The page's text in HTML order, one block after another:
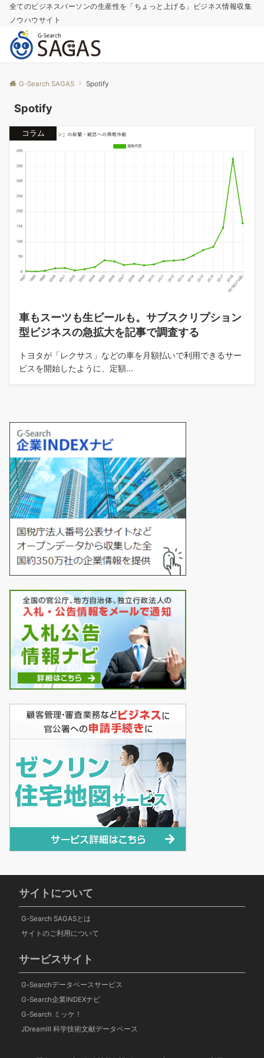
全てのビジネスパーソンの生産性を「ちょっと上げる」ビジネス情報収集
ノウハウサイト
G-Search SAGAS Spotify
Spotify
コラム
車もスーツも生ビールも。サブスクリプション
型ビジネスの急拡大を記事で調査する
トヨタが「レクサス」などの車を月額払いで利用できるサー
ビスを開始したように、定額...
サイトについて
G-Search SAGASとは
サイトのご利用について
サービスサイト
G-Searchデータベースサービス
G-Search企業INDEXナビ
G-Search ミッケ！
JDreamⅢ 科学技術文献データベース